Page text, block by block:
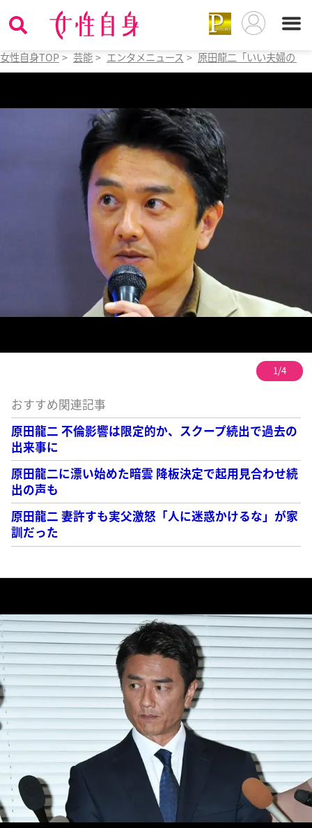
女性自身TOP > 芸能 > エンタメニュース > 原田龍二「いい夫婦の日
1/4
おすすめ関連記事
原田龍二 不倫影響は限定的か、スクープ続出で過去の
出来事に
原田龍二に漂い始めた暗雲 降板決定で起用見合わせ続
出の声も
原田龍二 妻許すも実父激怒「人に迷惑かけるな」が家
訓だった